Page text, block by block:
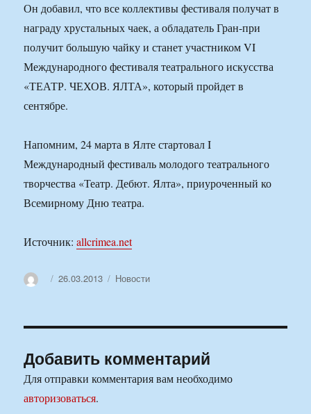
Он добавил, что все коллективы фестиваля получат в
награду хрустальных чаек, а обладатель Гран-при
получит большую чайку и станет участником VI
Международного фестиваля театрального искусства
«ТЕАТР. ЧЕХОВ. ЯЛТА», который пройдет в
сентябре.
Напомним, 24 марта в Ялте стартовал I
Международный фестиваль молодого театрального
творчества «Театр. Дебют. Ялта», приуроченный ко
Всемирному Дню театра.
Источник:allcrimea.net
АвторОпубликовано
26.03.2013 Рубрики
Новости
Добавить комментарий
Для отправки комментария вам необходимо
авторизоваться.